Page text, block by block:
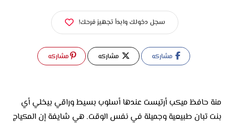
سجل دخولك وابدأ تجهيز فرحك!
مشاركه مشاركه مشاركه
منة حافظ ميكب أرتيست عندها أسلوب بسيط وراقي بيخلي أي
بنت تبان طبيعية وجميلة في نفس الوقت. هي شايفة إن المكياج